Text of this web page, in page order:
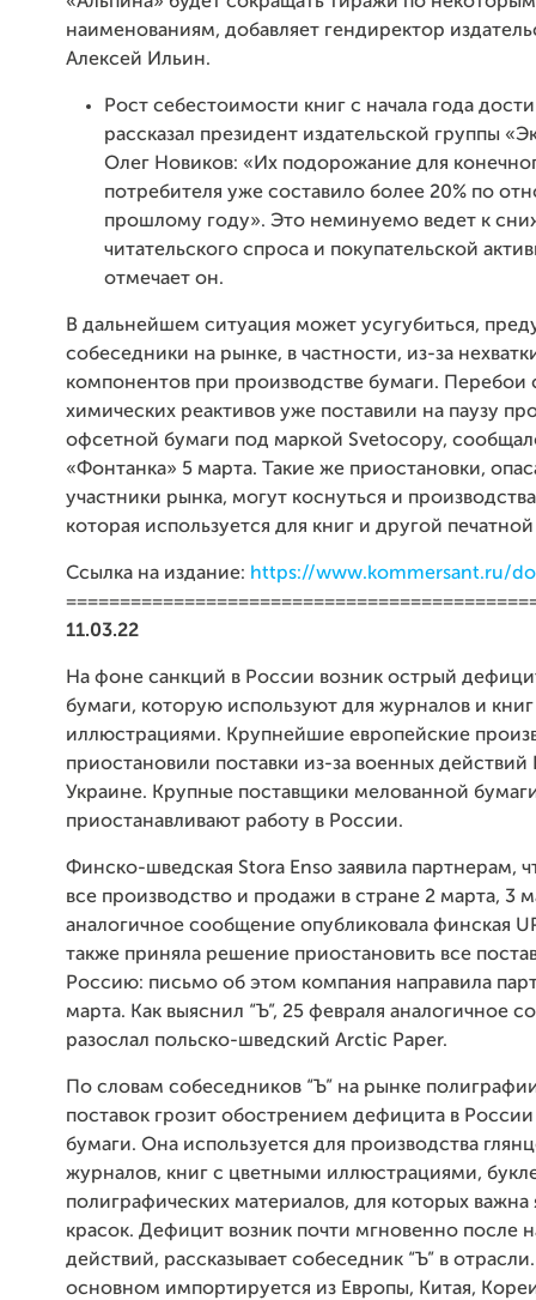
наименованиям, добавляет гендиректор
Алексей Ильин.
Рост себестоимости книг с начала года
рассказал президент издательской группы
Олег Новиков: «Их подорожание для
потребителя уже составило более 20% по
прошлому году». Это неминуемо ведет к
читательского спроса и покупательской
отмечает он.
В дальнейшем ситуация может усугубиться,
собеседники на рынке, в частности, из-за
компонентов при производстве бумаги. Перебои
химических реактивов уже поставили на паузу
офсетной бумаги под маркой Svetocopy,
«Фонтанка» 5 марта. Такие же приостановки,
участники рынка, могут коснуться и
которая используется для книг и другой
Ссылка на издание: https://www.kommersant.ru/
11.03.22
На фоне санкций в России возник острый
бумаги, которую используют для журналов и
иллюстрациями. Крупнейшие европейские
приостановили поставки из-за военных действий
Украине. Крупные поставщики мелованной
приостанавливают работу в России.
Финско-шведская Stora Enso заявила партнерам,
все производство и продажи в стране 2 марта, 3
аналогичное сообщение опубликовала финская
также приняла решение приостановить все
Россию: письмо об этом компания направила
марта. Как выяснил “Ъ”, 25 февраля аналогичное
разослал польско-шведский Arctic Paper.
По словам собеседников “Ъ” на рынке
поставок грозит обострением дефицита в
бумаги. Она используется для производства
журналов, книг с цветными иллюстрациями,
полиграфических материалов, для которых важна
красок. Дефицит возник почти мгновенно после
действий, рассказывает собеседник “Ъ” в
основном импортируется из Европы, Китая,